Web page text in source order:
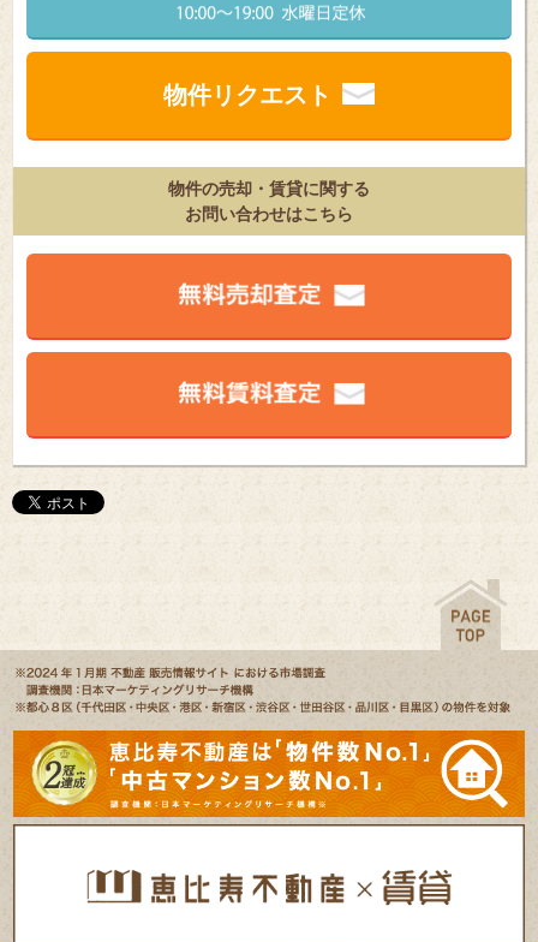
物件リクエスト
物件の売却・賃貸に関する
お問い合わせはこちら